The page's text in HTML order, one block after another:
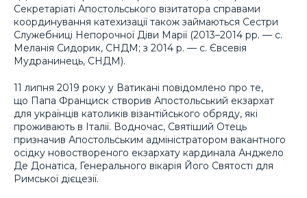
Секретаріаті Апостольського візитатора справами
координування катехизації також займаються Сестри
Служебниці Непорочної Діви Марії (2013–2014 рр. — с.
Меланія Сидорик, СНДМ; з 2014 р. — с. Євсевія
Мудранинець, СНДМ).
11 липня 2019 року у Ватикані повідомлено про те,
що Папа Франциск створив Апостольський екзархат
для українців католиків візантійського обряду, які
проживають в Італії. Водночас, Святіший Отець
призначив Апостольським адміністратором вакантного
осідку новоствореного екзархату кардинала Анджело
Де Донатіса, Генерального вікарія Його Святості для
Римської дієцезії.